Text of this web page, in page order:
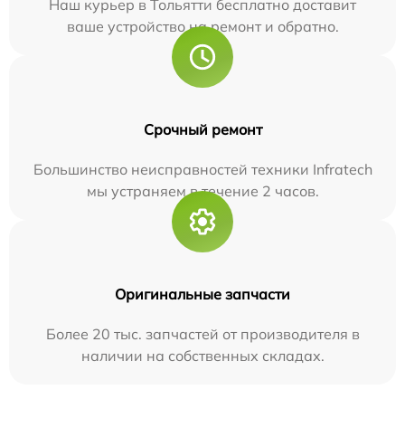
Наш курьер в Тольятти бесплатно доставит
ваше устройство на ремонт и обратно.
Срочный ремонт
Большинство неисправностей техники Infratech
мы устраняем в течение 2 часов.
Оригинальные запчасти
Более 20 тыс. запчастей от производителя в
наличии на собственных складах.